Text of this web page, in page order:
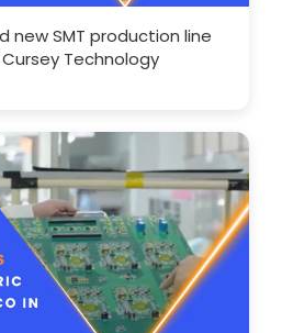
new SMT production line
Technology